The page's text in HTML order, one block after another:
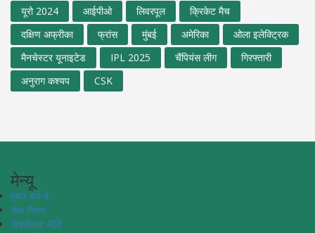
यूरो 2024
आईपीओ लिवरपूल
क्रिकेट मैच
दक्षिण अफ्रीका
फ्रांस मुंबई अमेरिका
ओला इलेक्ट्रिक
मैनचेस्टर यूनाइटेड
IPL 2025 चैंपियंस लीग
गिरफ्तारी
अनुराग कश्यप
CSK
मेन्यू
हमारे बारे में
सेवा नियम
गोपनीयता नीति